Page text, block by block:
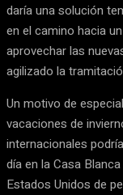
daría una solución
en el camino hacia
aprovechar las
agilizado la
Un motivo de
vacaciones de
internacionales
día en la Casa
Estados Unidos de